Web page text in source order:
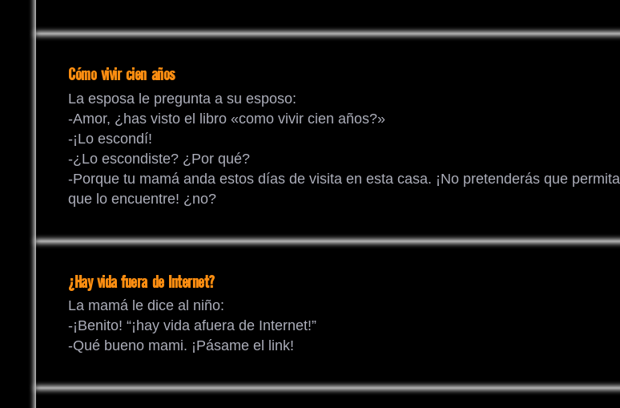
Cómo vivir cien años
La esposa le pregunta a su esposo:
-Amor, ¿has visto el libro «como vivir cien años?»
-¡Lo escondí!
-¿Lo escondiste? ¿Por qué?
-Porque tu mamá anda estos días de visita en esta casa. ¡No pretenderás que permita
que lo encuentre! ¿no?
¿Hay vida fuera de Internet?
La mamá le dice al niño:
-¡Benito! “¡hay vida afuera de Internet!”
-Qué bueno mami. ¡Pásame el link!